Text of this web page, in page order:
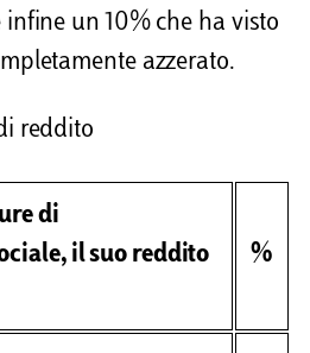
un 10% che ha visto
azzerato.
reddito
di
il suo reddito
%